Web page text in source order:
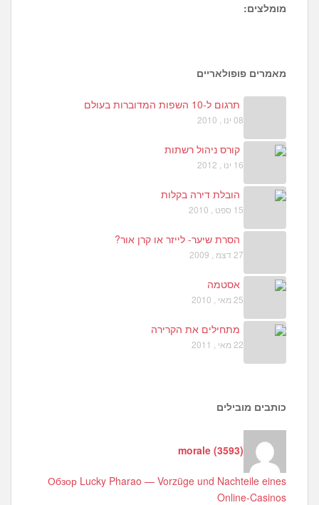
מומלצים:
5
מאמרים פופולאריים
תרגום ל-10 השפות המדוברות בעולם
08 ינו , 2010
קורס ניהול רשתות
16 ינו , 2012
הובלת דירה בקלות
15 ספט , 2010
הסרת שיער- לייזר או קרן אור?
27 דצמ , 2009
אסטמה
25 מאי , 2010
מתחילים את הקרירה
22 מאי , 2011
כותבים מובילים
morale (3593)
Обзор Lucky Pharao — Vorzüge und Nachteile eines
Online-Casinos